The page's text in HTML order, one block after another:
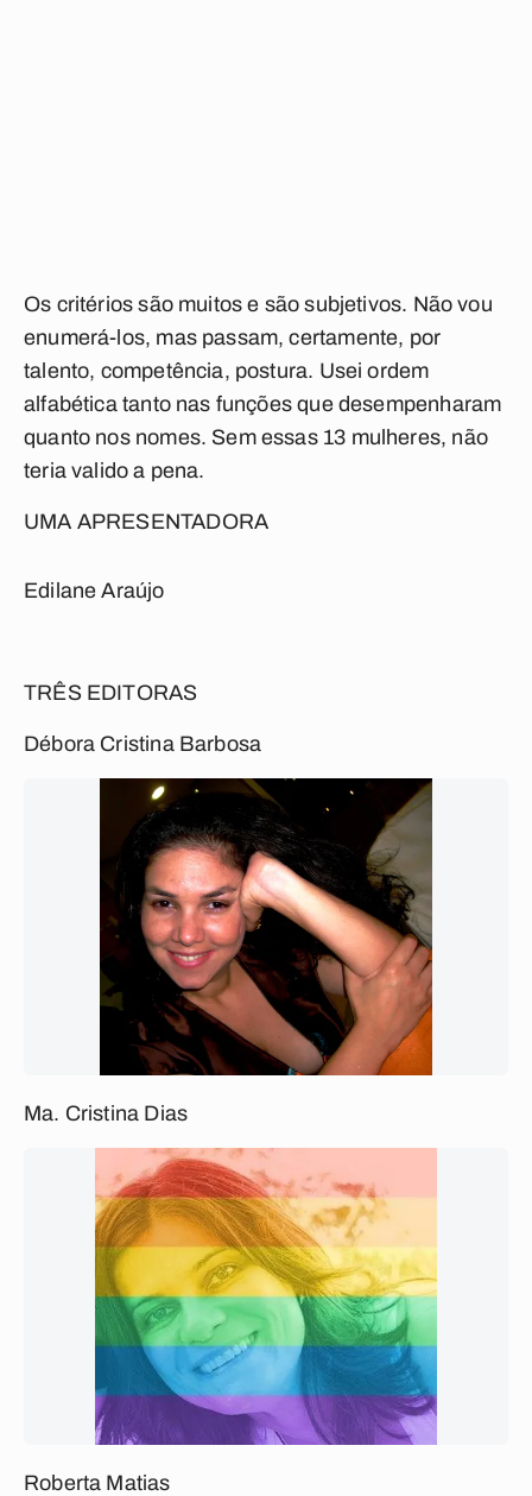
Os critérios são muitos e são subjetivos. Não vou
enumerá-los, mas passam, certamente, por
talento, competência, postura. Usei ordem
alfabética tanto nas funções que desempenharam
quanto nos nomes. Sem essas 13 mulheres, não
teria valido a pena.
UMA APRESENTADORA
Edilane Araújo
TRÊS EDITORAS
Débora Cristina Barbosa
Ma. Cristina Dias
Roberta Matias